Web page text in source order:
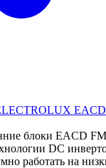
блоки EACD
DC
работать на